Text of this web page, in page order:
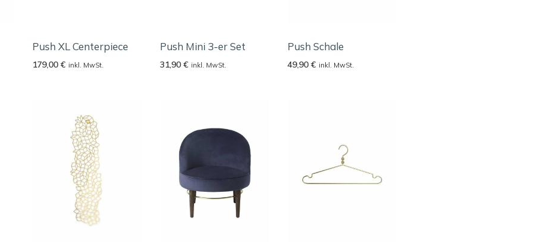
Push XL Centerpiece
179,00€ inkl. MwSt.
Push Mini 3-er Set
31,90€ inkl. MwSt.
Push Schale
49,90€ inkl. MwSt.